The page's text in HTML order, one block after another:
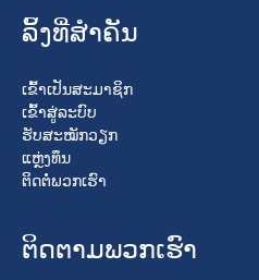
ລິ້ງທີ່ສໍາຄັນ
ເຂົ້າເປັນສະມາຊິກ
ເຂົ້າສູ່ລະບົບ
ຮັບສະໝັກວຽກ
ແຫຼ່ງທຶນ
ຕິດຕໍ່ພວກເຮົາ
ຕິດຕາມພວກເຮົາ